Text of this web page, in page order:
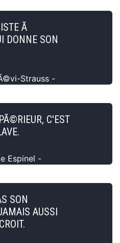
Ã
DONNE SON
Strauss -
C'EST
Espinel -
SON
AUSSI